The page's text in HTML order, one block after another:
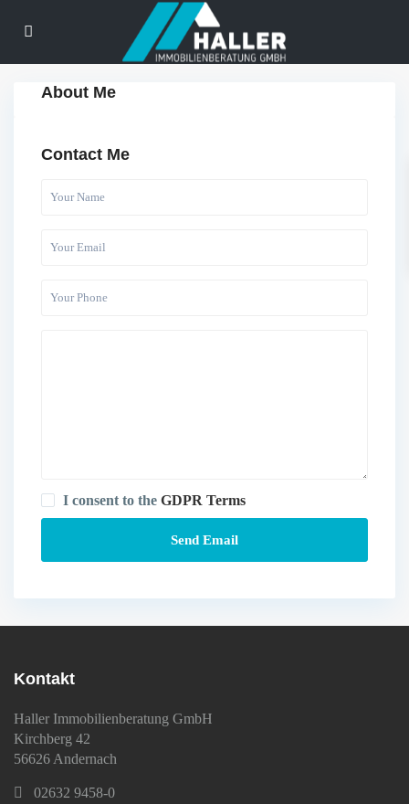
About Me
Contact Me
I consent to theGDPR Terms
Kontakt
Haller Immobilienberatung GmbH
Kirchberg 42
56626 Andernach
02632 9458-0